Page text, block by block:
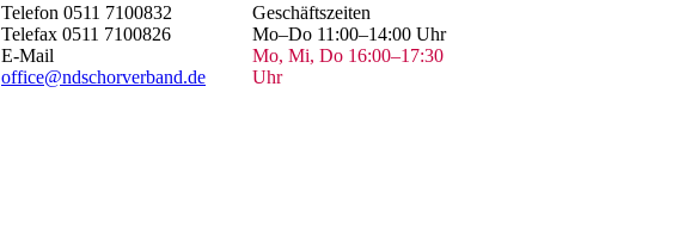
Telefon 0511 7100832
Telefax 0511 7100826
E-Mail
office@ndschorverband.de
Geschäftszeiten
Mo–Do 11:00–14:00 Uhr
Mo, Mi, Do 16:00–17:30
Uhr